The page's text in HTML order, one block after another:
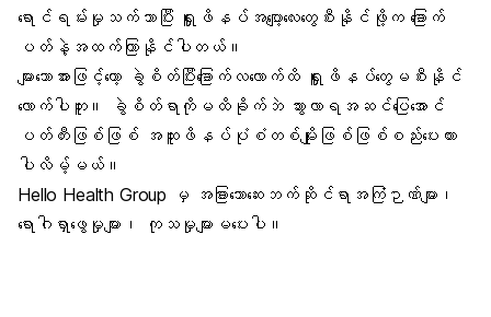
ရောင်ရမ်းမှုသက်သာပြီး ရှူးဖိနပ်အပျော့လေးတွေစီးနိုင်ဖို့က ခြောက်
ပတ်နဲ့အထက်ကြာနိုင်ပါတယ်။
များသောအားဖြင့်တော့ ခွဲစိတ်ပြီးခြောက်လလောက်ထိ ရှူးဖိနပ်တွေမစီးနိုင်
လောက်ပါဘူး။ ခွဲစိတ်ရာကိုမထိခိုက်ဘဲ သွားလာရအဆင်ပြေအောင်
ပတ်တီးဖြစ်ဖြစ် အထူးဖိနပ်ပုံစံတစ်မျိုးဖြစ်ဖြစ်စည်းပေးထား
ပါလိမ့်မယ်။
Hello Health Group မှ အခြားသောဆေးဘက်ဆိုင်ရာအကြံဉာဏ်များ၊
ရောဂါရှာဖွေမှုများ၊ ကုသမှုများမပေးပါ။